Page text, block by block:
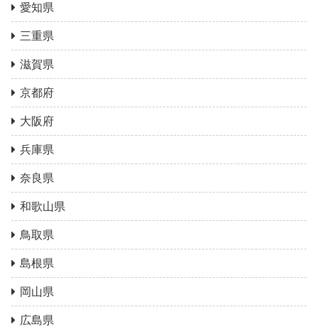
愛知県
三重県
滋賀県
京都府
大阪府
兵庫県
奈良県
和歌山県
鳥取県
島根県
岡山県
広島県